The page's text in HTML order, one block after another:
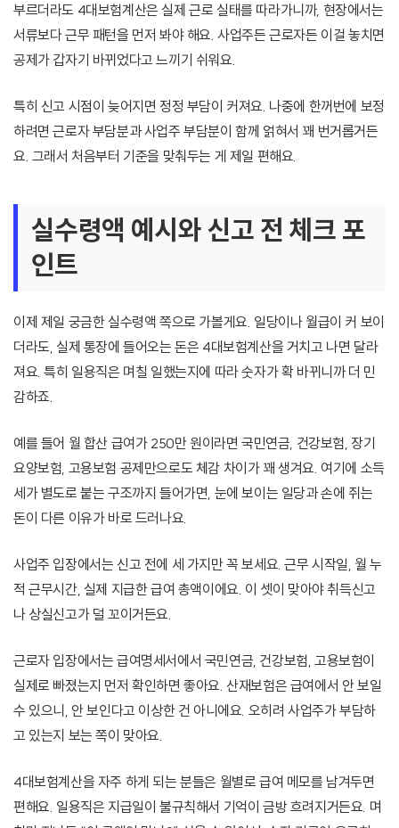
부르더라도 4대보험계산은 실제 근로 실태를 따라가니까, 현장에서는
서류보다 근무 패턴을 먼저 봐야 해요. 사업주든 근로자든 이걸 놓치면
공제가 갑자기 바뀌었다고 느끼기 쉬워요.
특히 신고 시점이 늦어지면 정정 부담이 커져요. 나중에 한꺼번에 보정
하려면 근로자 부담분과 사업주 부담분이 함께 얽혀서 꽤 번거롭거든
요. 그래서 처음부터 기준을 맞춰두는 게 제일 편해요.
실수령액 예시와 신고 전 체크 포
인트
이제 제일 궁금한 실수령액 쪽으로 가볼게요. 일당이나 월급이 커 보이
더라도, 실제 통장에 들어오는 돈은 4대보험계산을 거치고 나면 달라
져요. 특히 일용직은 며칠 일했는지에 따라 숫자가 확 바뀌니까 더 민
감하죠.
예를 들어 월 합산 급여가 250만 원이라면 국민연금, 건강보험, 장기
요양보험, 고용보험 공제만으로도 체감 차이가 꽤 생겨요. 여기에 소득
세가 별도로 붙는 구조까지 들어가면, 눈에 보이는 일당과 손에 쥐는
돈이 다른 이유가 바로 드러나요.
사업주 입장에서는 신고 전에 세 가지만 꼭 보세요. 근무 시작일, 월 누
적 근무시간, 실제 지급한 급여 총액이에요. 이 셋이 맞아야 취득신고
나 상실신고가 덜 꼬이거든요.
근로자 입장에서는 급여명세서에서 국민연금, 건강보험, 고용보험이
실제로 빠졌는지 먼저 확인하면 좋아요. 산재보험은 급여에서 안 보일
수 있으니, 안 보인다고 이상한 건 아니에요. 오히려 사업주가 부담하
고 있는지 보는 쪽이 맞아요.
4대보험계산을 자주 하게 되는 분들은 월별로 급여 메모를 남겨두면
편해요. 일용직은 지급일이 불규칙해서 기억이 금방 흐려지거든요. 며